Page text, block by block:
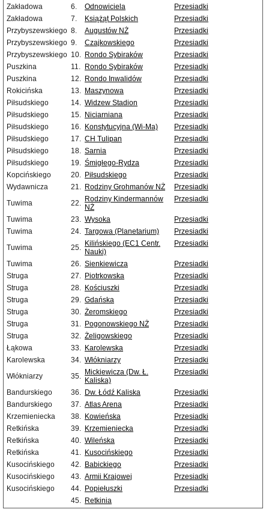
Zakładowa
6. Odnowiciela
Przesiadki
Zakładowa
7. Książąt Polskich
Przesiadki
Przybyszewskiego 8. Augustów NŻ
Przesiadki
Przybyszewskiego 9. Czajkowskiego
Przesiadki
Przybyszewskiego 10. Rondo Sybiraków
Przesiadki
Puszkina
11. Rondo Sybiraków
Przesiadki
Puszkina
12. Rondo Inwalidów
Przesiadki
Rokicińska
13. Maszynowa
Przesiadki
Piłsudskiego
14. Widzew Stadion
Przesiadki
Piłsudskiego
15. Niciarniana
Przesiadki
Piłsudskiego
16. Konstytucyjna (Wi-Ma)
Przesiadki
Piłsudskiego
17. CH Tulipan
Przesiadki
Piłsudskiego
18. Sarnia
Przesiadki
Piłsudskiego
19. Śmigłego-Rydza
Przesiadki
Kopcińskiego
20. Piłsudskiego
Przesiadki
Wydawnicza
21. Rodziny Grohmanów NŻ
Przesiadki
Tuwima
22. Rodziny Kindermannów
NŻ
Przesiadki
Tuwima 23. Wysoka
Przesiadki
Tuwima
24. Targowa (Planetarium)
Przesiadki
Tuwima
25. Kilińskiego (EC1 Centr.
Nauki)
Przesiadki
Tuwima 26. Sienkiewicza
Przesiadki
Struga
27. Piotrkowska
Przesiadki
Struga
28. Kościuszki
Przesiadki
Struga
29. Gdańska
Przesiadki
Struga
30. Żeromskiego
Przesiadki
Struga
31. Pogonowskiego NŻ
Przesiadki
Struga
32. Żeligowskiego
Przesiadki
Łąkowa
33. Karolewska
Przesiadki
Karolewska
34. Włókniarzy
Przesiadki
Włókniarzy
35. Mickiewicza (Dw. Ł.
Kaliska)
Przesiadki
Bandurskiego 36. Dw. Łódź Kaliska
Przesiadki
Bandurskiego
37. Atlas Arena
Przesiadki
Krzemieniecka
38. Kowieńska
Przesiadki
Retkińska
39. Krzemieniecka
Przesiadki
Retkińska
40. Wileńska
Przesiadki
Retkińska
41. Kusocińskiego
Przesiadki
Kusocińskiego
42. Babickiego
Przesiadki
Kusocińskiego
43. Armii Krajowej
Przesiadki
Kusocińskiego
44. Popiełuszki
Przesiadki
45. Retkinia